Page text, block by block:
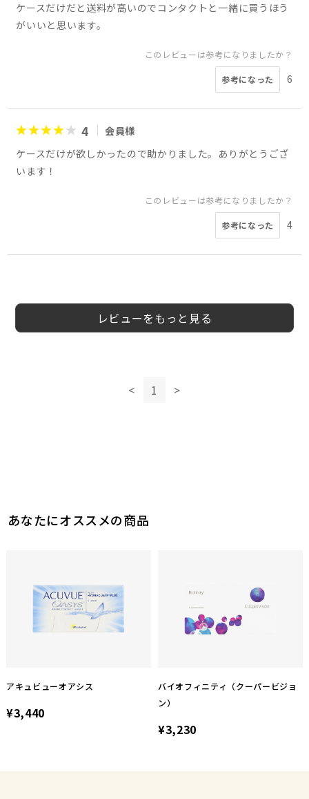
ケースだけだと送料が高いのでコンタクトと一緒に買うほう
がいいと思います。
このレビューは参考になりましたか？
参考になった 6
4
会員様
ケースだけが欲しかったので助かりました。ありがとうござ
います！
このレビューは参考になりましたか？
参考になった 4
このレビューは参考になりましたか？
レビューをもっと見る
< 1 >
あなたにオススメの商品
アキュビューオアシス
¥3,440
バイオフィニティ（クーパービジョ
ン）
¥3,230